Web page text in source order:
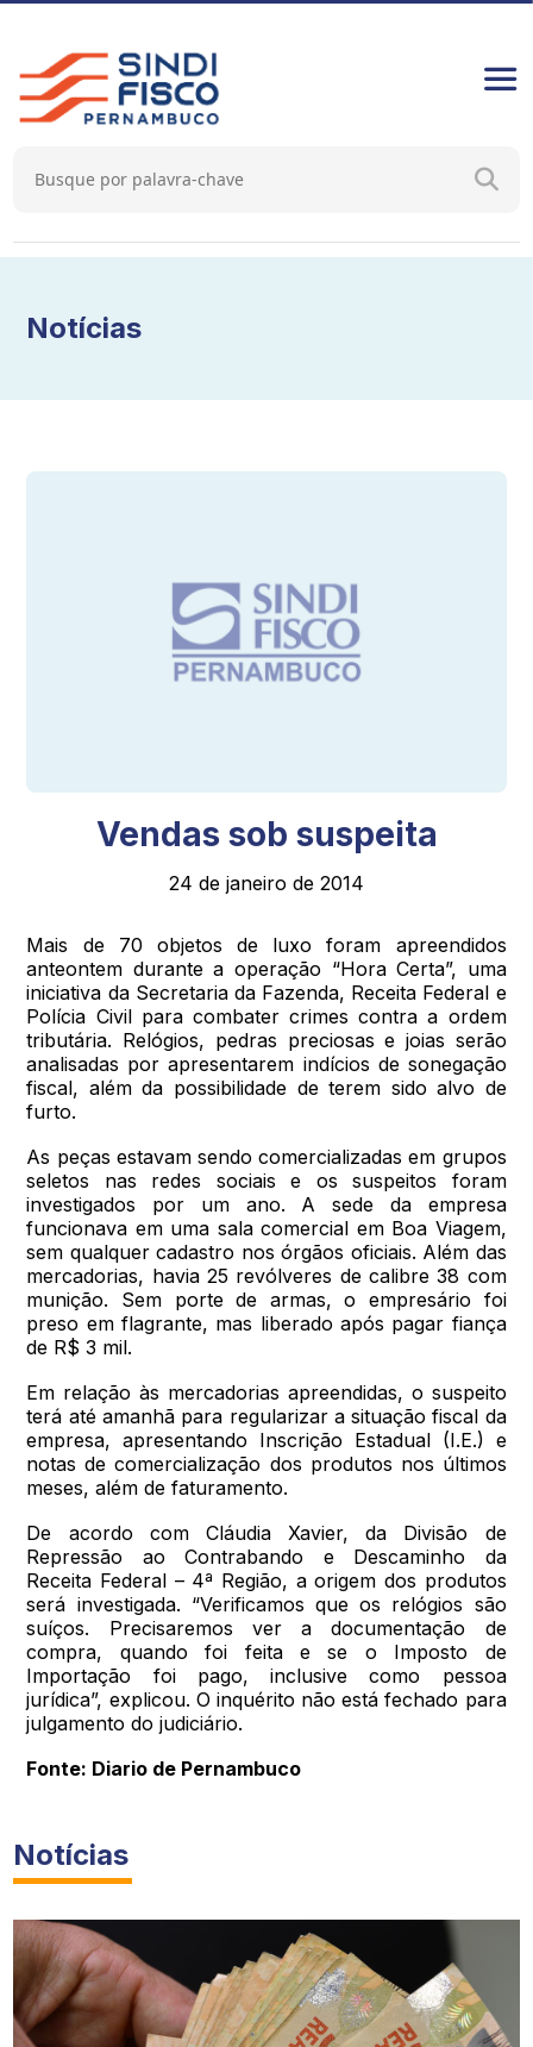
Notícias
Vendas sob suspeita
24 de janeiro de 2014
Mais de 70 objetos de luxo foram apreendidos
anteontem durante a operação “Hora Certa”, uma
iniciativa da Secretaria da Fazenda, Receita Federal e
Polícia Civil para combater crimes contra a ordem
tributária. Relógios, pedras preciosas e joias serão
analisadas por apresentarem indícios de sonegação
fiscal, além da possibilidade de terem sido alvo de
furto.
As peças estavam sendo comercializadas em grupos
seletos nas redes sociais e os suspeitos foram
investigados por um ano. A sede da empresa
funcionava em uma sala comercial em Boa Viagem,
sem qualquer cadastro nos órgãos oficiais. Além das
mercadorias, havia 25 revólveres de calibre 38 com
munição. Sem porte de armas, o empresário foi
preso em flagrante, mas liberado após pagar fiança
de R$ 3 mil.
Em relação às mercadorias apreendidas, o suspeito
terá até amanhã para regularizar a situação fiscal da
empresa, apresentando Inscrição Estadual (I.E.) e
notas de comercialização dos produtos nos últimos
meses, além de faturamento.
De acordo com Cláudia Xavier, da Divisão de
Repressão ao Contrabando e Descaminho da
Receita Federal – 4ª Região, a origem dos produtos
será investigada. “Verificamos que os relógios são
suíços. Precisaremos ver a documentação de
compra, quando foi feita e se o Imposto de
Importação foi pago, inclusive como pessoa
jurídica”, explicou. O inquérito não está fechado para
julgamento do judiciário.
Fonte: Diario de Pernambuco
Notícias